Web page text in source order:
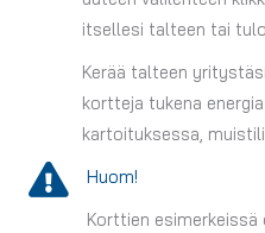
itsellesi talteen tai
Kerää talteen
kortteja tukena
kartoituksessa,
Huom!
Korttien